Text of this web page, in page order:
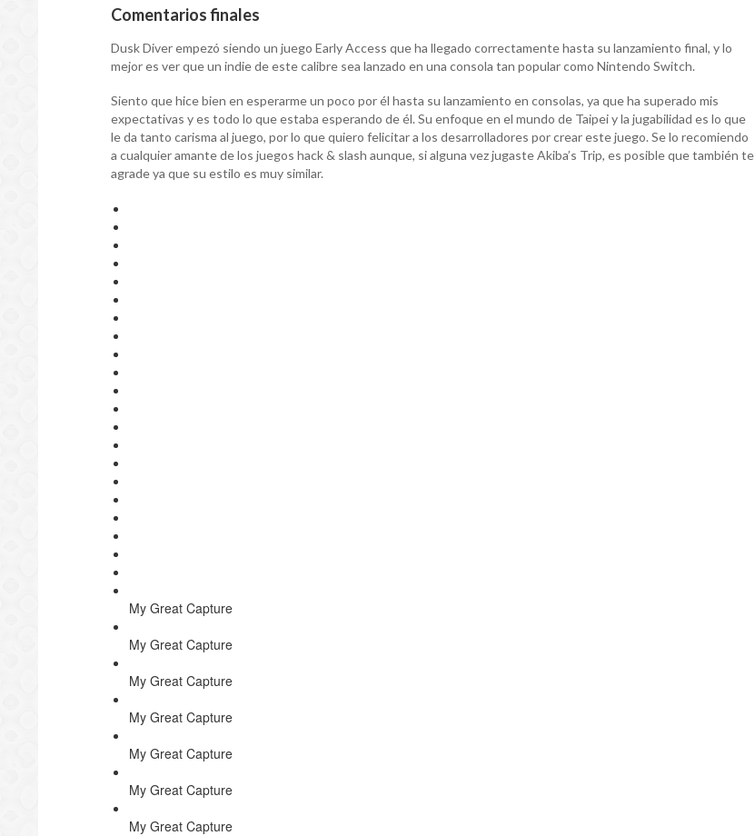
Comentarios finales
Dusk Diver empezó siendo un juego Early Access que ha llegado correctamente hasta su lanzamiento final, y lo
mejor es ver que un indie de este calibre sea lanzado en una consola tan popular como Nintendo Switch.
Siento que hice bien en esperarme un poco por él hasta su lanzamiento en consolas, ya que ha superado mis
expectativas y es todo lo que estaba esperando de él. Su enfoque en el mundo de Taipei y la jugabilidad es lo que
le da tanto carisma al juego, por lo que quiero felicitar a los desarrolladores por crear este juego. Se lo recomiendo
a cualquier amante de los juegos hack & slash aunque, si alguna vez jugaste Akiba’s Trip, es posible que también te
agrade ya que su estilo es muy similar.
My Great Capture
My Great Capture
My Great Capture
My Great Capture
My Great Capture
My Great Capture
My Great Capture